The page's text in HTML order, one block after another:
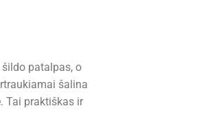
patalpas, o
šalina
Tai praktiškas ir